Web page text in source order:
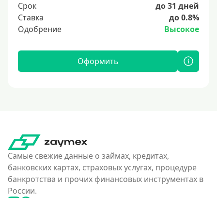
Срок
до 31 дней
Ставка
до 0.8%
Одобрение
Высокое
Оформить
Самые свежие данные о займах, кредитах,
банковских картах, страховых услугах, процедуре
банкротства и прочих финансовых инструментах в
России.